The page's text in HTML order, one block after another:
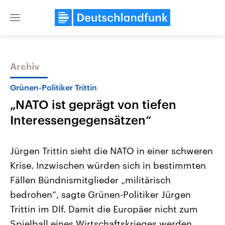
Close
Themen
Landtagswahl Sachsen-Anhalt
2026
Alle Informationen
Sachsen-Anhalt wählt am 6.
September 2026 einen neuen
Landtag. Seit 2021 wird das
Bundesland von einer Koalition aus
USA
Aktuelle Beiträge,
Hintergründe
Wirtschaftlich und
gehören die Vereinigten
den mächtigsten Ländern
mit großem Einfluss auf
Archiv
Grünen-Politiker Trittin
„NATO ist geprägt von tiefen
Interessengegensätzen“
Jürgen Trittin sieht die NATO in einer schweren
Krise. Inzwischen würden sich in bestimmten
Fällen Bündnismitglieder „militärisch
bedrohen“, sagte Grünen-Politiker Jürgen
Trittin im Dlf. Damit die Europäer nicht zum